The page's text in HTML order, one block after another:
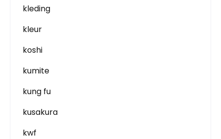
kleding
kleur
koshi
kumite
kung fu
kusakura
kwf